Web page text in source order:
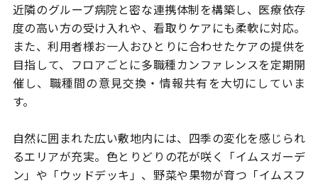
近隣のグループ病院と密な連携体制を構築し、医療依存
度の高い方の受け入れや、看取りケアにも柔軟に対応。
また、利用者様お一人おひとりに合わせたケアの提供を
目指して、フロアごとに多職種カンファレンスを定期開
催し、 職種間の意見交換・情報共有を大切にしていま
す。
自然に囲まれた広い敷地内には、四季の変化を感じられ
るエリアが充実。 色とりどりの花が咲く「イムスガーデ
ン」や「ウッドデッキ」、 野菜や果物が育つ「イムスフ